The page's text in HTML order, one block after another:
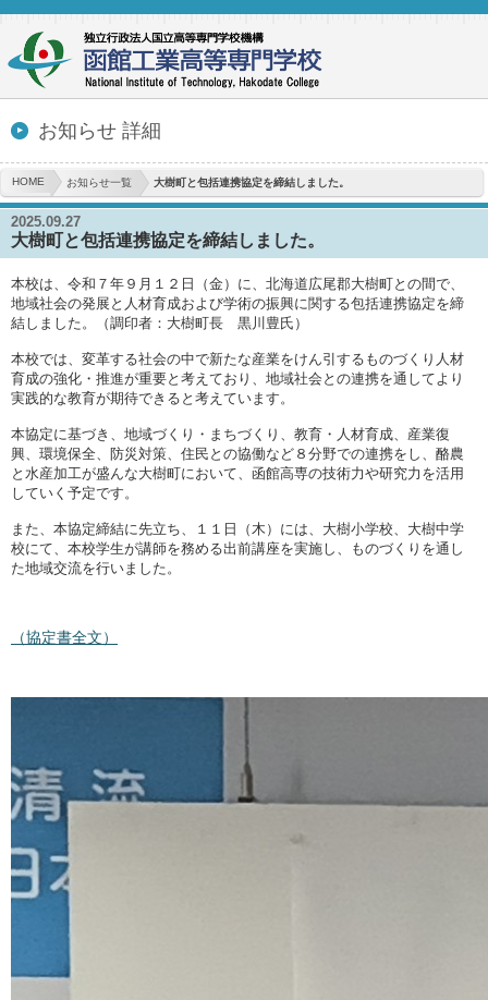
お知らせ 詳細
HOME お知らせ一覧 大樹町と包括連携協定を締結しました。
2025.09.27
大樹町と包括連携協定を締結しました。
本校は、令和７年９月１２日（金）に、北海道広尾郡大樹町との間で、
地域社会の発展と人材育成および学術の振興に関する包括連携協定を締
結しました。（調印者：大樹町長 黒川豊氏）
本校では、変革する社会の中で新たな産業をけん引するものづくり人材
育成の強化・推進が重要と考えており、地域社会との連携を通してより
実践的な教育が期待できると考えています。
本協定に基づき、地域づくり・まちづくり、教育・人材育成、産業復
興、環境保全、防災対策、住民との協働など８分野での連携をし、酪農
と水産加工が盛んな大樹町において、函館高専の技術力や研究力を活用
していく予定です。
また、本協定締結に先立ち、１１日（木）には、大樹小学校、大樹中学
校にて、本校学生が講師を務める出前講座を実施し、ものづくりを通し
た地域交流を行いました。
（協定書全文）